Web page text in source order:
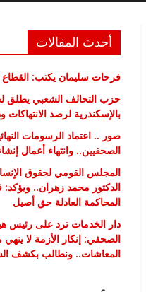
أحدث المقالات
فرحات سليمان يكتب:
حزب التحالف الشعبي يطلق
بالإسكندرية لرصد
صور .. اعتماد الرسومات
الصحفيين.. وانتهاء أعمال
المجلس القومي لحقوق
الدكتور محمد زهران.. ويؤكد:
المحاكمة العادلة حق أصيل
دار الخدمات ترد على رئيس
الصحفي: إنكار الأزمة لا
المعاشات.. ونطالب بكشف